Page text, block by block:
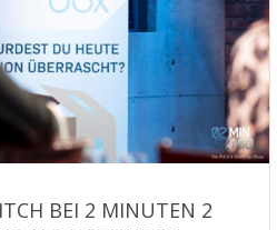
BEI 2 MINUTEN 2